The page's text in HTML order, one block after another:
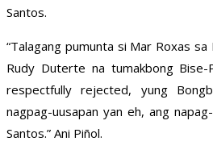
Santos.
“Talagang pumunta si Mar Roxas
Rudy Duterte na tumakbong
respectfully rejected, yung
nagpag-uusapan yan eh, ang
Santos.” Ani Piñol.